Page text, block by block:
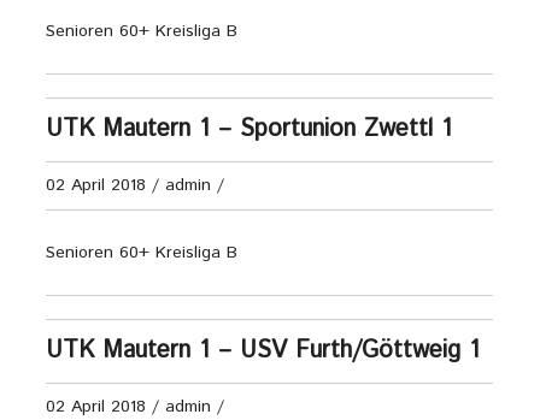
Senioren 60+ Kreisliga B
UTK Mautern 1 – Sportunion Zwettl 1
02 April 2018 / admin /
Senioren 60+ Kreisliga B
UTK Mautern 1 – USV Furth/Göttweig 1
02 April 2018 / admin /